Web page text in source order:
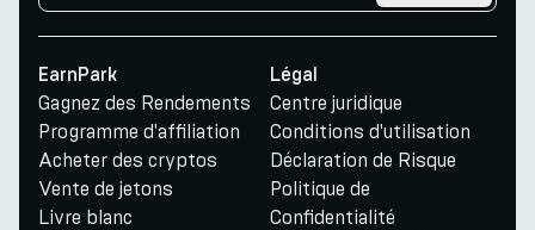
EarnPark
Gagnez des Rendements
Programme d'affiliation
Acheter des cryptos
Vente de jetons
Livre blanc
Légal
Centre juridique
Conditions d'utilisation
Déclaration de Risque
Politique de
Confidentialité